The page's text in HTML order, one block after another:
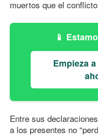
muertos que el
Empieza
Entre sus
a los presentes no